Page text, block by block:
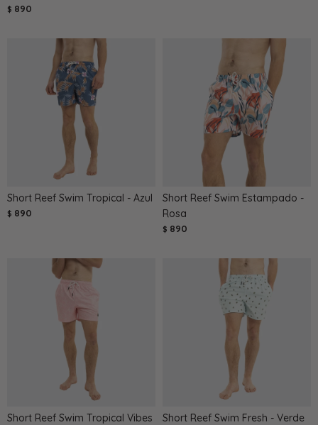
$ 890
Short Reef Swim Tropical - Azul
$ 890
Short Reef Swim Estampado -
Rosa
$ 890
Short Reef Swim Tropical Vibes
Short Reef Swim Fresh - Verde